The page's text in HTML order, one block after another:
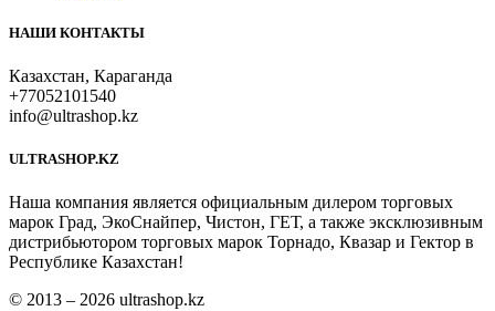
НАШИ КОНТАКТЫ
Казахстан, Караганда
+77052101540
info@ultrashop.kz
ULTRASHOP.KZ
Наша компания является официальным дилером торговых
марок Град, ЭкоСнайпер, Чистон, ГЕТ, а также эксклюзивным
дистрибьютором торговых марок Торнадо, Квазар и Гектор в
Республике Казахстан!
© 2013 – 2026 ultrashop.kz